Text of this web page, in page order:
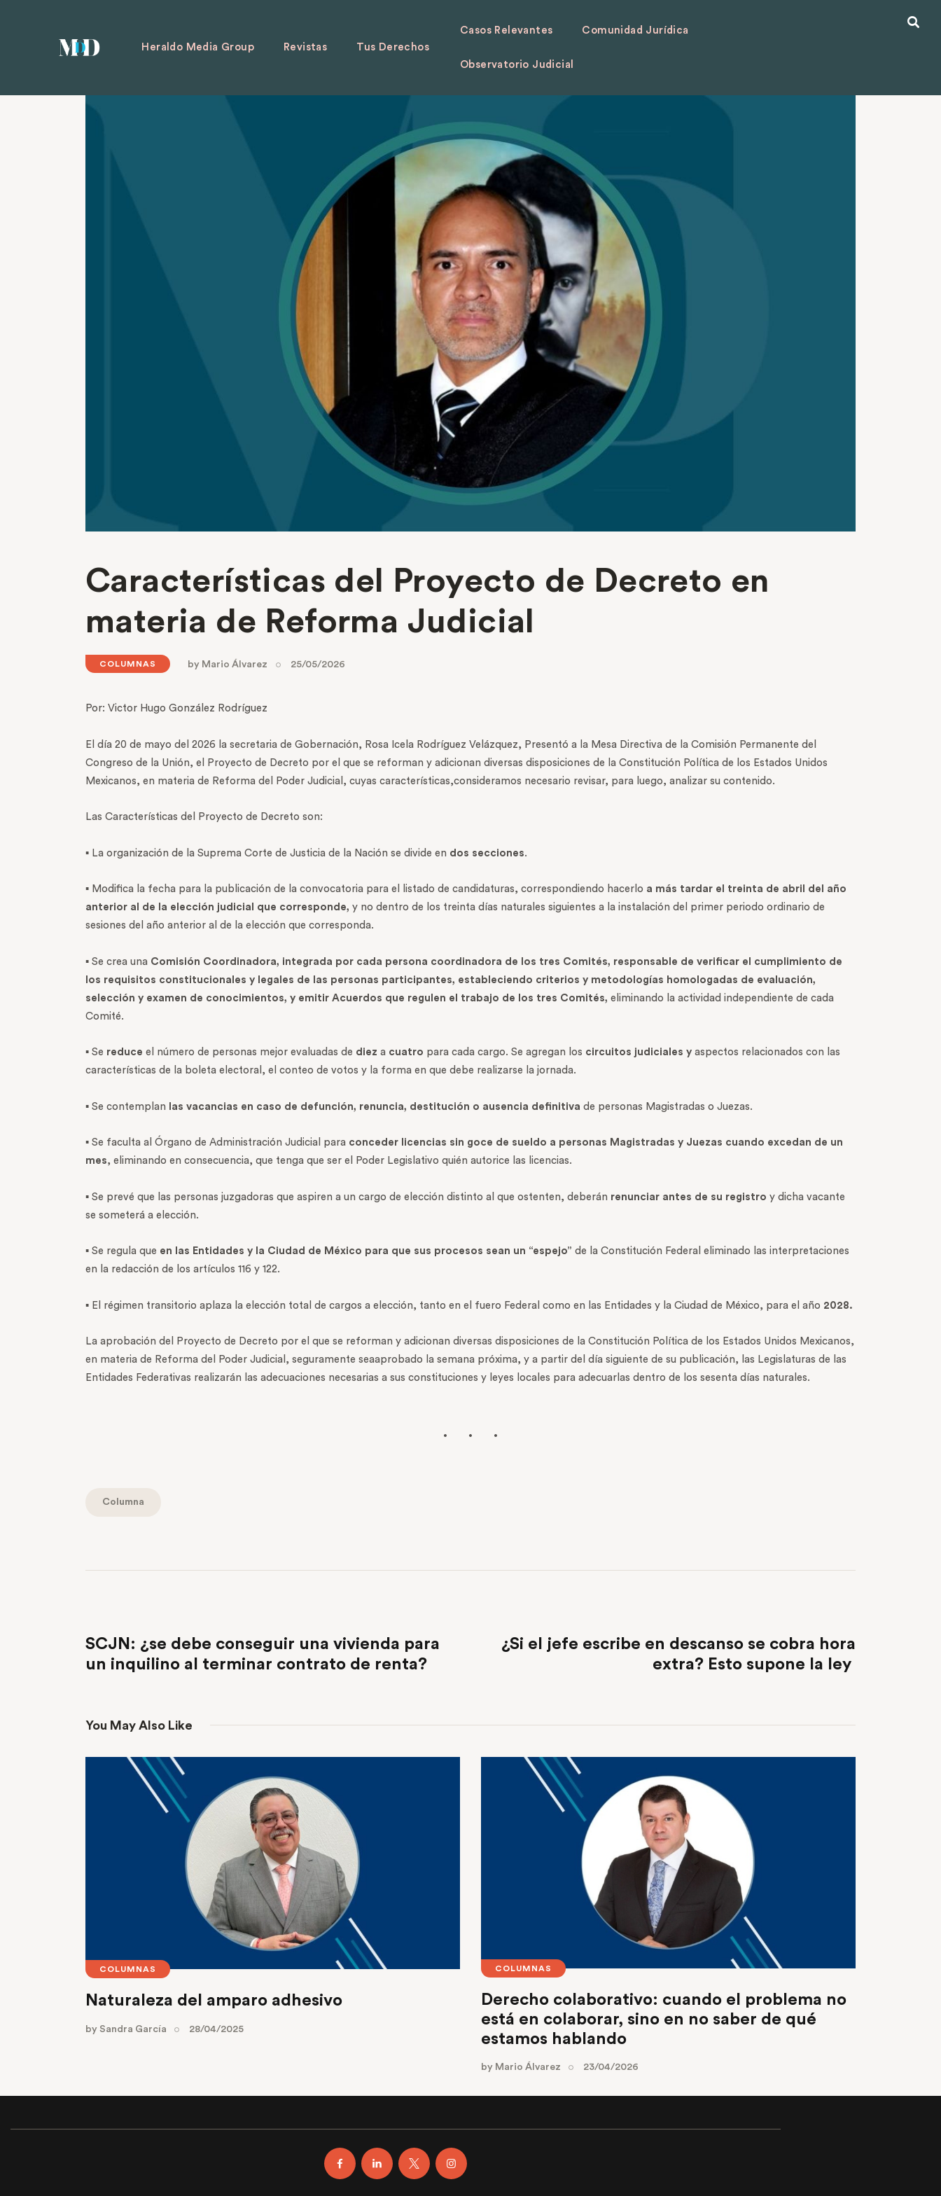
Heraldo Media Group Revistas Tus Derechos
Casos Relevantes Comunidad Jurídica
Observatorio Judicial
Características del Proyecto de Decreto en
materia de Reforma Judicial
COLUMNAS by Mario Álvarez 25/05/2026
Por: Victor Hugo González Rodríguez
El día 20 de mayo del 2026 la secretaria de Gobernación, Rosa Icela Rodríguez Velázquez, Presentó a la Mesa Directiva de la Comisión Permanente del
Congreso de la Unión, el Proyecto de Decreto por el que se reforman y adicionan diversas disposiciones de la Constitución Política de los Estados Unidos
Mexicanos, en materia de Reforma del Poder Judicial, cuyas características,consideramos necesario revisar, para luego, analizar su contenido.
Las Características del Proyecto de Decreto son:
▪ La organización de la Suprema Corte de Justicia de la Nación se divide en dos secciones.
▪ Modifica la fecha para la publicación de la convocatoria para el listado de candidaturas, correspondiendo hacerlo a más tardar el treinta de abril del año
anterior al de la elección judicial que corresponde, y no dentro de los treinta días naturales siguientes a la instalación del primer periodo ordinario de
sesiones del año anterior al de la elección que corresponda.
▪ Se crea una Comisión Coordinadora, integrada por cada persona coordinadora de los tres Comités, responsable de verificar el cumplimiento de
los requisitos constitucionales y legales de las personas participantes, estableciendo criterios y metodologías homologadas de evaluación,
selección y examen de conocimientos, y emitir Acuerdos que regulen el trabajo de los tres Comités, eliminando la actividad independiente de cada
Comité.
▪ Se reduce el número de personas mejor evaluadas de diez a cuatro para cada cargo. Se agregan los circuitos judicial es y aspectos relacionados con las
características de la boleta electoral, el conteo de votos y la forma en que debe realizarse la jornada.
▪ Se contemplan las vacancias en caso de defunción, renuncia, destitución o ausencia definitiva de personas Magistradas o Juezas.
▪ Se faculta al Órgano de Administración Judicial para conceder licencias sin goce de sueldo a personas Magistradas y Juezas cuando excedan de un
mes, eliminando en consecuencia, que tenga que ser el Poder Legislativo quién autorice las licencias.
▪ Se prevé que las personas juzgadoras que aspiren a un cargo de elección distinto al que ostenten, deberán renunciar antes de su registro y dicha vacante
se someterá a elección.
▪ Se regula que en las Entidades y la Ciudad de México para que sus procesos sean un “espejo” de la Constitución Federal eliminado las interpretaciones
en la redacción de los artículos 116 y 122.
▪ El régimen transitorio aplaza la elección total de cargos a elección, tanto en el fuero Federal como en las Entidades y la Ciudad de México, para el año 2028.
La aprobación del Proyecto de Decreto por el que se reforman y adicionan diversas disposiciones de la Constitución Política de los Estados Unidos Mexicanos,
en materia de Reforma del Poder Judicial, seguramente seaaprobado la semana próxima, y a partir del día siguiente de su publicación, las Legislaturas de las
Entidades Federativas realizarán las adecuaciones necesarias a sus constituciones y leyes locales para adecuarlas dentro de los sesenta días naturales.
Columna
SCJN: ¿se debe conseguir una vivienda para
un inquilino al terminar contrato de renta?
¿Si el jefe escribe en descanso se cobra hora
extra? Esto supone la ley
You May Also Like
COLUMNAS
Naturaleza del amparo adhesivo
by Sandra García 28/04/2025
COLUMNAS
Derecho colaborativo: cuando el problema no
está en colaborar, sino en no saber de qué
estamos hablando
by Mario Álvarez 23/04/2026